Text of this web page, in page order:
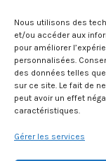
Nous utilisons des
et/ou accéder aux
pour améliorer
personnalisées.
des données telles
sur ce site. Le fait de
peut avoir un effet
caractéristiques.
Gérer les services